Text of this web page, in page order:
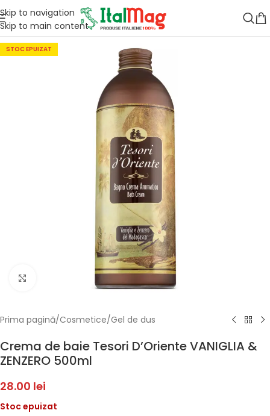
Skip to navigation
Skip to main content
STOC EPUIZAT
Prima pagină/Cosmetice/Gel de dus
Crema de baie Tesori D’Oriente VANIGLIA &
ZENZERO 500ml
28.00 lei
Stoc epuizat